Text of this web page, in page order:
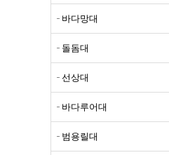
바다망대
돌돔대
선상대
바다루어대
범용릴대